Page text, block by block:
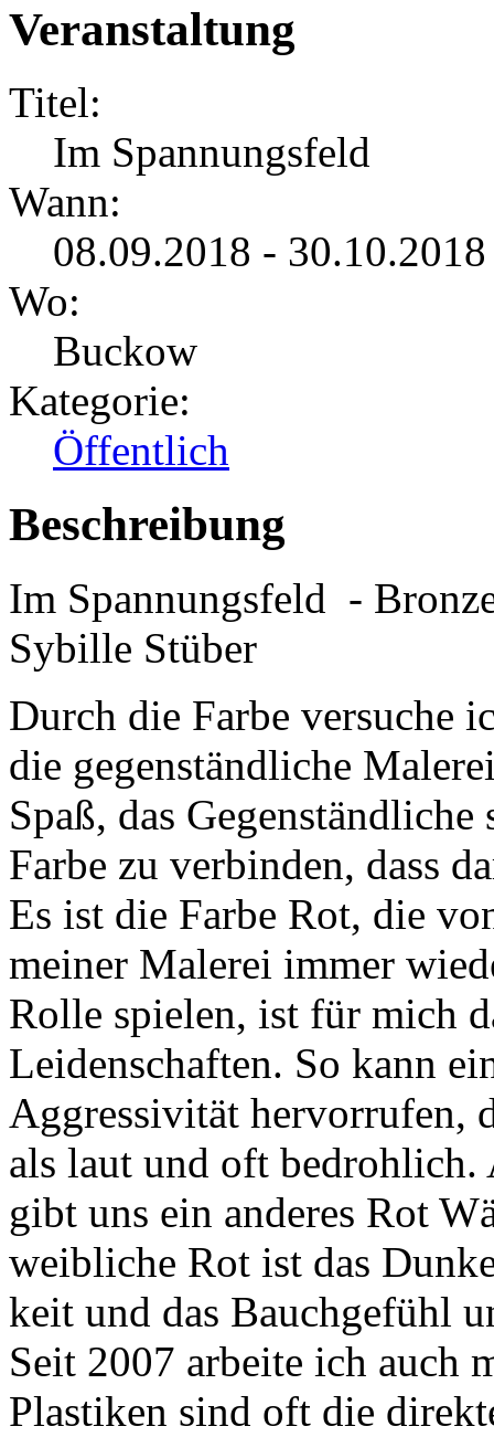
Veranstaltung
Titel:
Im Spannungsfeld
Wann:
08.09.2018 -
Wo:
Buckow
Kategorie:
Öffentlich
Beschreibung
Im Spannungsfeld -
Sybille Stüber
Durch die Farbe versuche
die gegenständliche
Spaß, das
Farbe zu verbinden, dass
Es ist die Farbe Rot, die
meiner Malerei immer
Rolle spielen, ist für mich
Leidenschaften. So kann
Aggressivität hervorrufen,
als laut und oft bedrohlich.
gibt uns ein anderes Rot
weibliche Rot ist das
keit und das Bauchgefühl
Seit 2007 arbeite ich auch
Plastiken sind oft die